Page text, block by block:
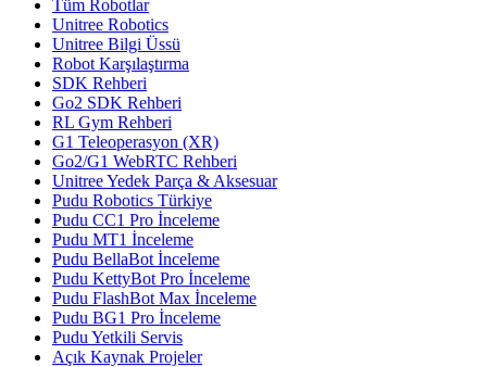
Tüm Robotlar
Unitree Robotics
Unitree Bilgi Üssü
Robot Karşılaştırma
SDK Rehberi
Go2 SDK Rehberi
RL Gym Rehberi
G1 Teleoperasyon (XR)
Go2/G1 WebRTC Rehberi
Unitree Yedek Parça & Aksesuar
Pudu Robotics Türkiye
Pudu CC1 Pro İnceleme
Pudu MT1 İnceleme
Pudu BellaBot İnceleme
Pudu KettyBot Pro İnceleme
Pudu FlashBot Max İnceleme
Pudu BG1 Pro İnceleme
Pudu Yetkili Servis
Açık Kaynak Projeler